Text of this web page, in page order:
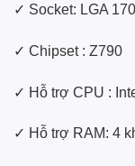
✓ Socket: LGA
✓ Chipset : Z790
✓ Hỗ trợ CPU :
✓ Hỗ trợ RAM: 4